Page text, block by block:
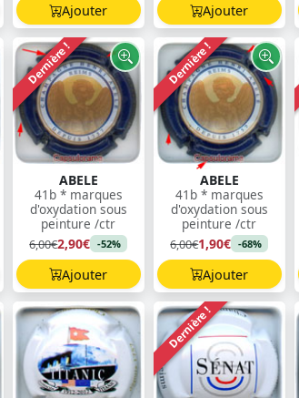
Ajouter Ajouter
Dernière !
ABELE
41b * marques
d'oxydation sous
peinture /ctr
6,00€2,90€ -52%
Ajouter
Dernière !
ABELE
41b * marques
d'oxydation sous
peinture /ctr
6,00€1,90€ -68%
Ajouter
Dernière !